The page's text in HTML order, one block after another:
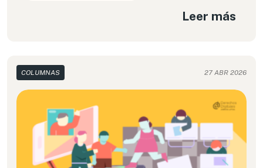
Leer más
COLUMNAS 27 ABR 2026